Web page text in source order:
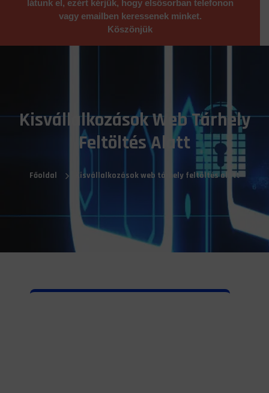
látunk el, ezért kérjük, hogy elsősorban telefonon
vagy emailben keressenek minket.
Köszönjük
Kisvállalkozások Web Tárhely
Feltöltés Alatt
Főoldal Kisvállalkozások web tárhely feltöltés alatt